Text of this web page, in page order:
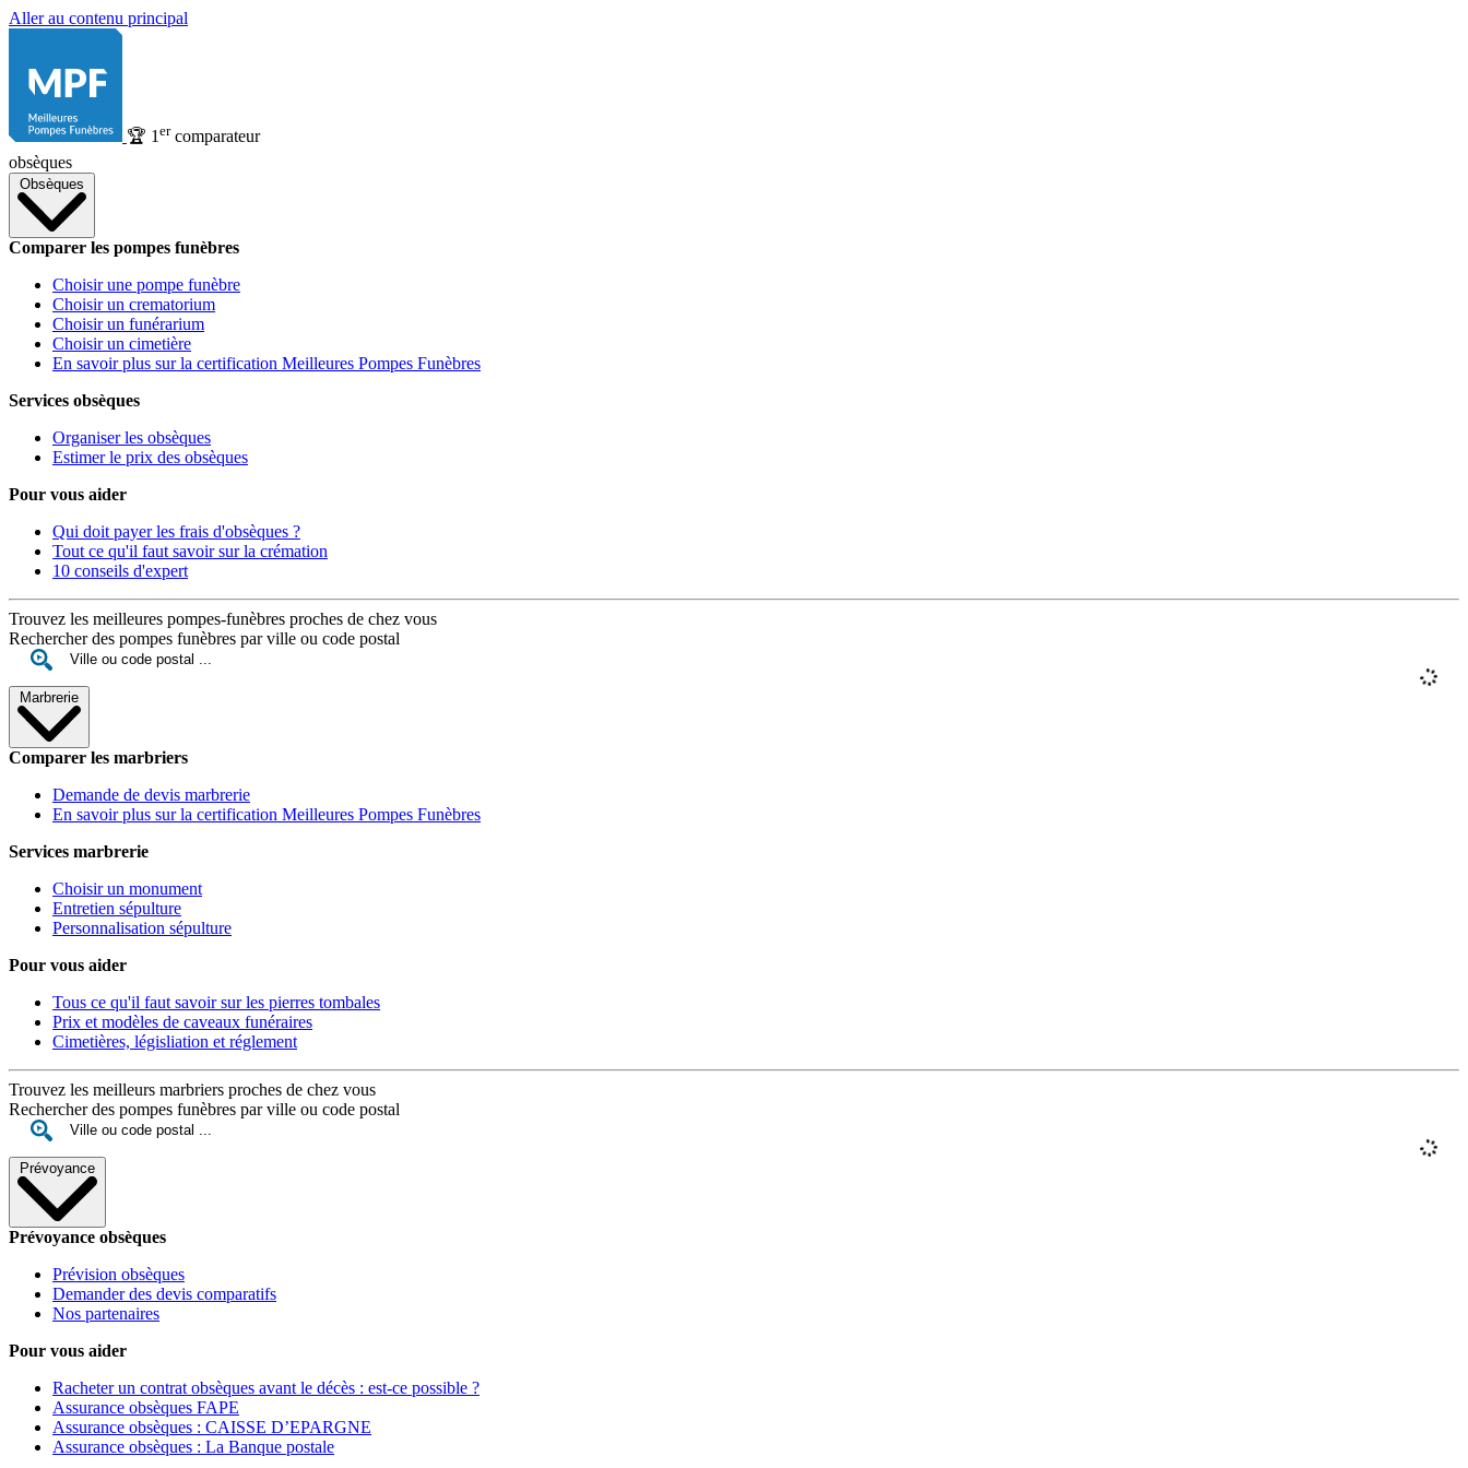
Aller au contenu principal
🏆 1 ercomparateur
obsèques
Obsèques
Comparer les pompes funèbres
Choisir une pompe funèbre
Choisir un crematorium
Choisir un funérarium
Choisir un cimetière
En savoir plus sur la certification Meilleures Pompes Funèbres
Services obsèques
Organiser les obsèques
Estimer le prix des obsèques
Pour vous aider
Qui doit payer les frais d'obsèques ?
Tout ce qu'il faut savoir sur la crémation
10 conseils d'expert
Trouvez les meilleures pompes-funèbres proches de chez vous
Rechercher des pompes funèbres par ville ou code postal
Marbrerie
Comparer les marbriers
Demande de devis marbrerie
En savoir plus sur la certification Meilleures Pompes Funèbres
Services marbrerie
Choisir un monument
Entretien sépulture
Personnalisation sépulture
Pour vous aider
Tous ce qu'il faut savoir sur les pierres tombales
Prix et modèles de caveaux funéraires
Cimetières, législiation et réglement
Trouvez les meilleurs marbriers proches de chez vous
Rechercher des pompes funèbres par ville ou code postal
Prévoyance
Prévoyance obsèques
Prévision obsèques
Demander des devis comparatifs
Nos partenaires
Pour vous aider
Racheter un contrat obsèques avant le décès : est-ce possible ?
Assurance obsèques FAPE
Assurance obsèques : CAISSE D’EPARGNE
Assurance obsèques : La Banque postale